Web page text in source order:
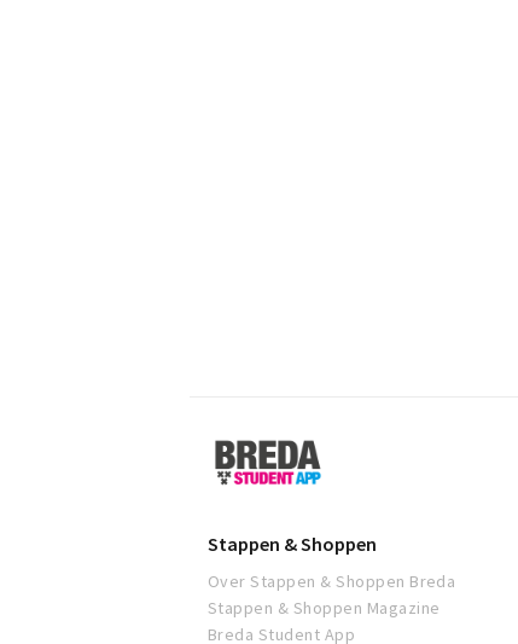
Breda
Student
App
Stappen & Shoppen
Over Stappen & Shoppen Breda
Stappen & Shoppen Magazine
Breda Student App